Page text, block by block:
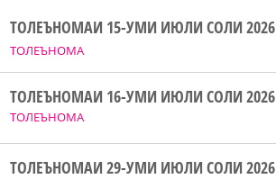
ТОЛЕЪНОМА
ТОЛЕЪНОМАИ 15-УМИ ИЮЛИ СОЛИ 2026
ТОЛЕЪНОМА
ТОЛЕЪНОМАИ 16-УМИ ИЮЛИ СОЛИ 2026
ТОЛЕЪНОМАИ 29-УМИ ИЮЛИ СОЛИ 2026